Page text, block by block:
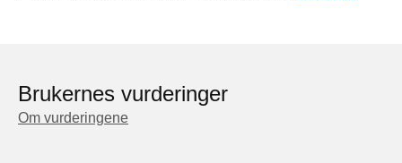
Brukernes vurderinger
Om vurderingene